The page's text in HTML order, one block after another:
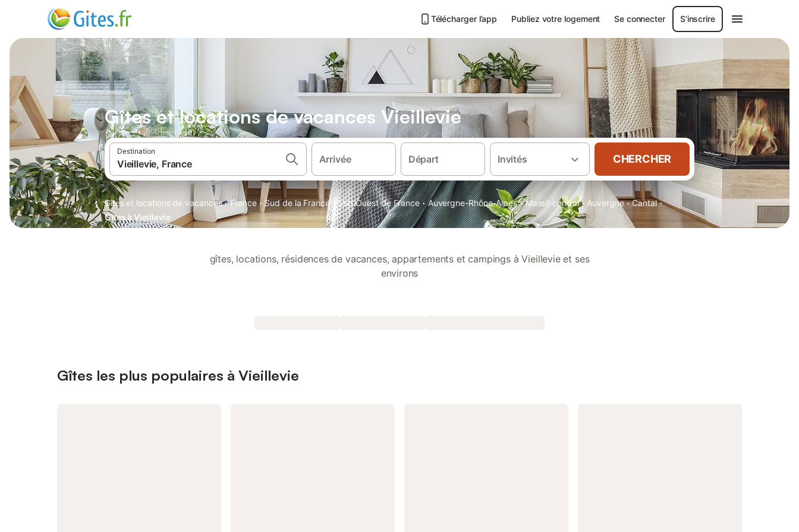
Télécharger l’app Publiez votre logement Se connecter S'inscrire
Gîtes et locations de vacances Vieillevie
Destination
Arrivée Départ Invités CHERCHER
Gîtes et locations de vacances · France · Sud de la France · Sud Ouest de France · Auvergne-Rhône-Alpes · Massif central · Auvergne · Cantal ·
Gîtes à Vieillevie
gîtes, locations, résidences de vacances, appartements et campings à Vieillevie et ses
environs
Gîtes les plus populaires à Vieillevie